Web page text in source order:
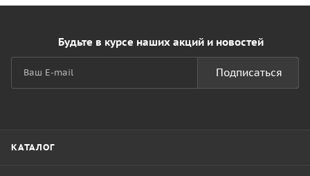
Будьте в курсе наших акций и новостей
Подписаться
КАТАЛОГ